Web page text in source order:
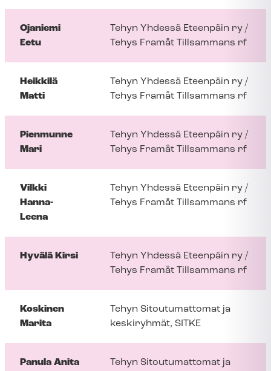
Ojaniemi
Eetu
Tehyn Yhdessä Eteenpäin ry /
Tehys Framåt Tillsammans rf
Heikkilä
Matti
Tehyn Yhdessä Eteenpäin ry /
Tehys Framåt Tillsammans rf
Pienmunne
Mari
Tehyn Yhdessä Eteenpäin ry /
Tehys Framåt Tillsammans rf
Vilkki
Hanna-
Leena
Tehyn Yhdessä Eteenpäin ry /
Tehys Framåt Tillsammans rf
Hyvälä Kirsi
Tehyn Yhdessä Eteenpäin ry /
Tehys Framåt Tillsammans rf
Koskinen
Marita
Tehyn Sitoutumattomat ja
keskiryhmät, SITKE
Panula Anita
Tehyn Sitoutumattomat ja